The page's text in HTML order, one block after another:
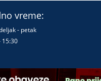
vreme:
- petak
15:30